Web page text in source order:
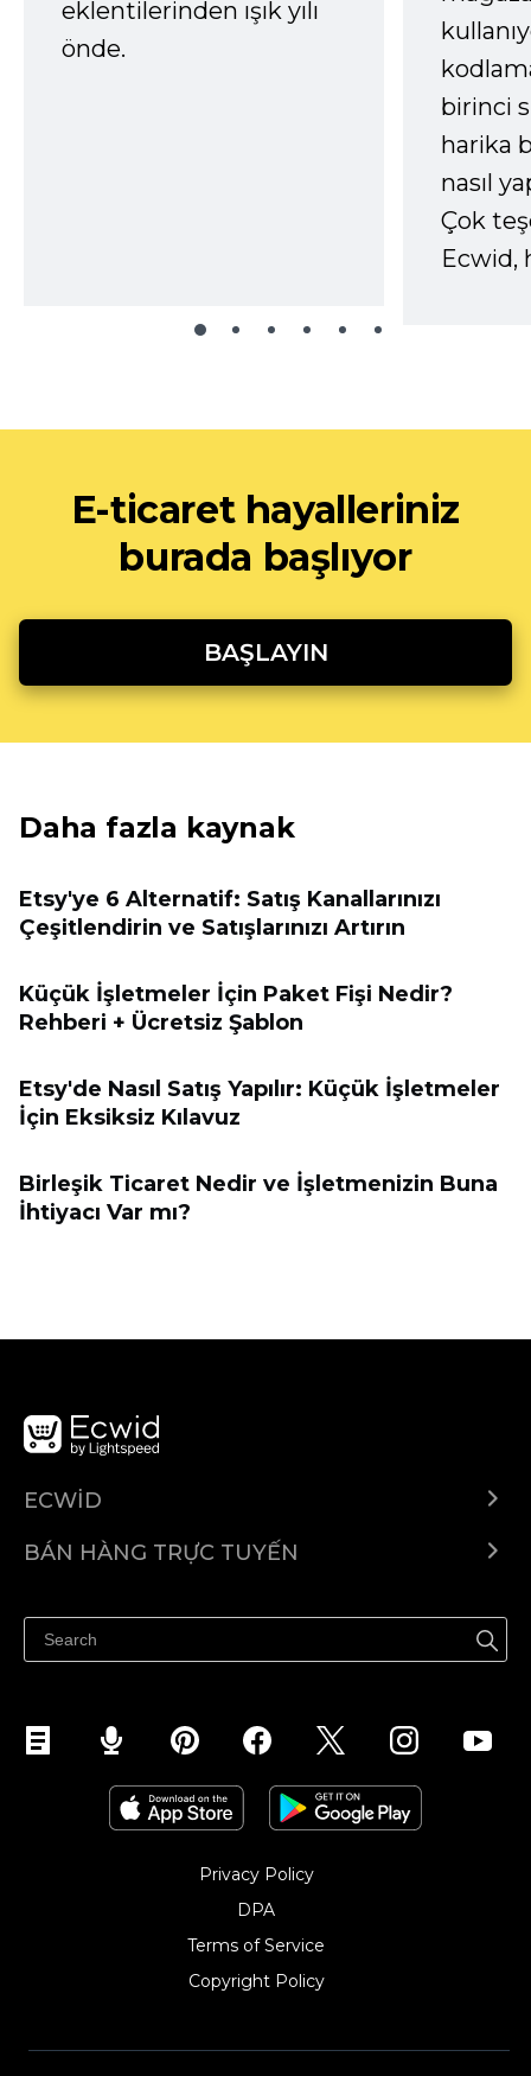
eklentilerinden ışık yılı
önde.
birinci
harika
nasıl
Çok
Ecwid,
E-ticaret hayalleriniz
burada başlıyor
BAŞLAYIN
Daha fazla kaynak
Etsy'ye 6 Alternatif: Satış Kanallarınızı
Çeşitlendirin ve Satışlarınızı Artırın
Küçük İşletmeler İçin Paket Fişi Nedir?
Rehberi + Ücretsiz Şablon
Etsy'de Nasıl Satış Yapılır: Küçük İşletmeler
İçin Eksiksiz Kılavuz
Birleşik Ticaret Nedir ve İşletmenizin Buna
İhtiyacı Var mı?
ECWID
Trung tâm trợ giúp
BÁN HÀNG TRỰC TUYẾN
Quảng bá ở bất cứ đâu
Kiểm soát mọi thứ
Privacy Policy
DPA
Terms of Service
Copyright Policy‎